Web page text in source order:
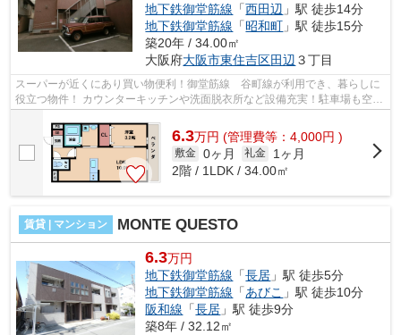
地下鉄御堂筋線 「西田辺 」駅 徒歩14分
地下鉄御堂筋線 「昭和町 」駅 徒歩15分
築20年 / 34.00㎡
大阪府大阪市東住吉区田辺 ３丁目
スーパーが近くにあり買い物便利！御堂筋線 谷町線が利用でき、暮らしに
役立つ物件！ カウンターキッチンや洗面脱衣所など設備充実！駐車場も空き
6.3万円 (管理費等：4,000円 )
敷金 0ヶ月 礼金
1ヶ月
2階 / 1LDK / 34.00㎡
賃貸 | マンション MONTE QUESTO
6.3万円
地下鉄御堂筋線 「長居 」駅 徒歩5分
地下鉄御堂筋線 「あびこ 」駅 徒歩10分
阪和線 「長居 」駅 徒歩9分
築8年 / 32.12㎡